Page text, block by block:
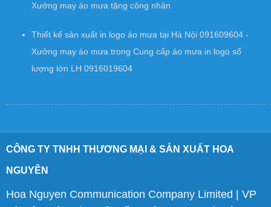
Xưởng may áo mưa tặng công nhân
Thiết kế sản xuất in logo áo mưa tại Hà Nội 091609604 -
Xưởng may áo mưa trong Cung cấp áo mưa in logo số
lượng lớn LH 0916019604
CÔNG TY TNHH THƯƠNG MẠI & SẢN XUẤT HOA
NGUYÊN
Hoa Nguyen Communication Company Limited | VP